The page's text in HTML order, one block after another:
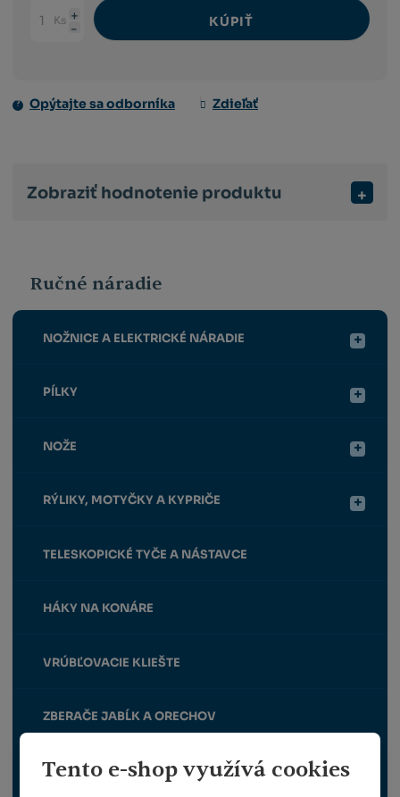
Tento e-shop využívá cookies
Změnit
Navýšit
Snížit
Ks KÚPIŤ
Opýtajte sa odborníka Zdieľať
Zobraziť hodnotenie produktu
Ručné náradie
NOŽNICE A ELEKTRICKÉ NÁRADIE
PÍLKY
NOŽE
RÝLIKY, MOTYČKY A KYPRIČE
TELESKOPICKÉ TYČE A NÁSTAVCE
HÁKY NA KONÁRE
VRÚBĽOVACIE KLIEŠTE
ZBERAČE JABĹK A ORECHOV
BRÚSKY